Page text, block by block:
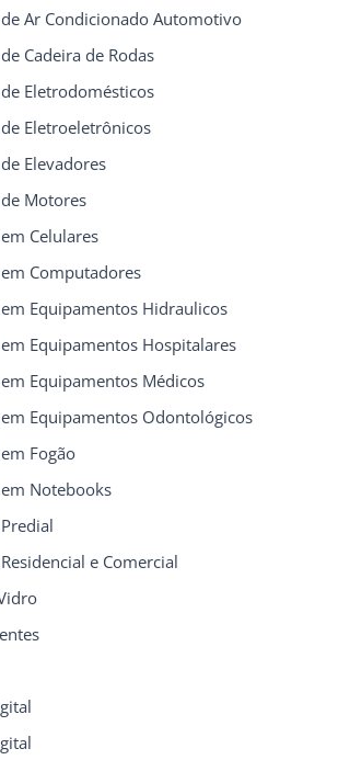
Ar Condicionado Automotivo
Cadeira de Rodas
Eletrodomésticos
Eletroeletrônicos
Elevadores
Motores
Celulares
Computadores
Equipamentos Hidraulicos
Equipamentos Hospitalares
Equipamentos Médicos
Equipamentos Odontológicos
Fogão
Notebooks
e Comercial